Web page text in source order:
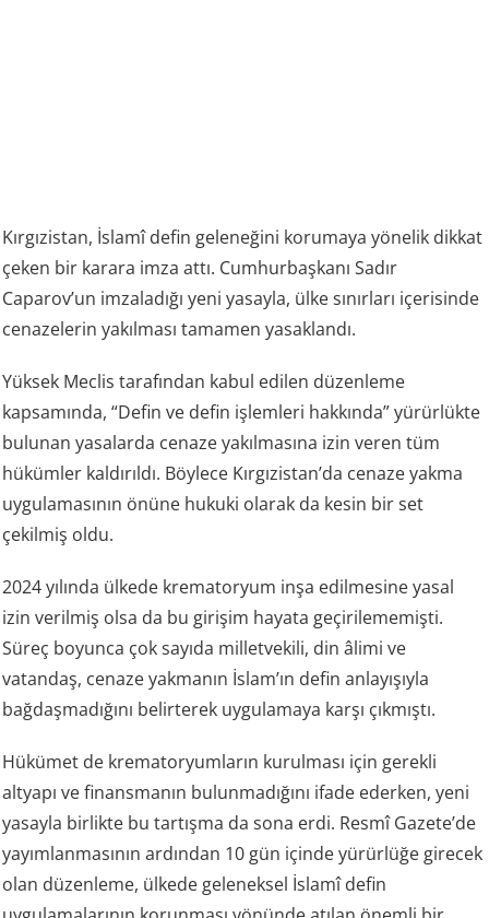
Kırgızistan, İslamî defin geleneğini korumaya yönelik dikkat
çeken bir karara imza attı. Cumhurbaşkanı Sadır
Caparov’un imzaladığı yeni yasayla, ülke sınırları içerisinde
cenazelerin yakılması tamamen yasaklandı.
Yüksek Meclis tarafından kabul edilen düzenleme
kapsamında, “Defin ve defin işlemleri hakkında” yürürlükte
bulunan yasalarda cenaze yakılmasına izin veren tüm
hükümler kaldırıldı. Böylece Kırgızistan’da cenaze yakma
uygulamasının önüne hukuki olarak da kesin bir set
çekilmiş oldu.
2024 yılında ülkede krematoryum inşa edilmesine yasal
izin verilmiş olsa da bu girişim hayata geçirilememişti.
Süreç boyunca çok sayıda milletvekili, din âlimi ve
vatandaş, cenaze yakmanın İslam’ın defin anlayışıyla
bağdaşmadığını belirterek uygulamaya karşı çıkmıştı.
Hükümet de krematoryumların kurulması için gerekli
altyapı ve finansmanın bulunmadığını ifade ederken, yeni
yasayla birlikte bu tartışma da sona erdi. Resmî Gazete’de
yayımlanmasının ardından 10 gün içinde yürürlüğe girecek
olan düzenleme, ülkede geleneksel İslamî defin
uygulamalarının korunması yönünde atılan önemli bir